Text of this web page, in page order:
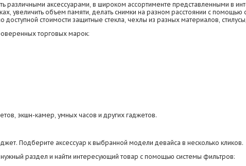
аксессуарами, в широком ассортименте представленными в
увеличить объем памяти, делать снимки на разном расстоянии с
доступной стоимости защитные стекла, чехлы из разных материалов,
торговых марок:
экшн-камер, умных часов и других гаджетов.
Подберите аксессуар к выбранной модели девайса в несколько кликов.
раздел и найти интересующий товар с помощью системы фильтров: